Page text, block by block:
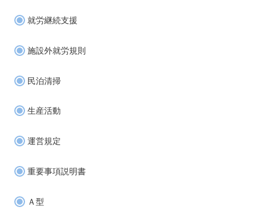
就労継続支援
施設外就労規則
民泊清掃
生産活動
運営規定
重要事項説明書
Ａ型